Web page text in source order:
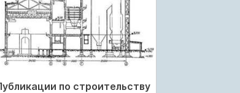
по строительству